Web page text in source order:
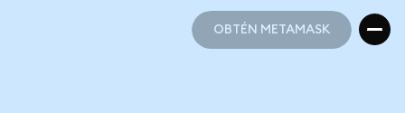
OBTÉN METAMASK